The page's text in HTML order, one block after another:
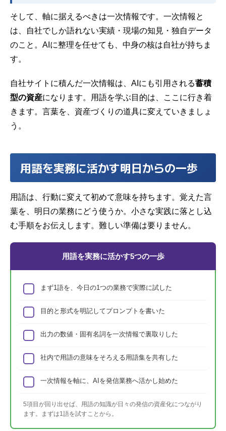
そして、軸に据えるべきは一次情報です。一次情報と
は、自社でしか語れない実績・現場の知見・独自データ
のこと。AIに整理を任せても、中身の核は自社が持ちま
す。
自社サイトに積んだ一次情報は、AIにも引用される蓄積
型の資産になります。用語を学ぶ目的は、ここに行き着
きます。言葉を、資産づくりの道具に変えていきましょ
う。
用語を実務に活かす明日からの一歩
用語は、行動に変えて初めて意味を持ちます。覚えた言
葉を、明日の業務にどう使うか。小さな実践に落とし込
む手順をお伝えします。難しい準備は要りません。
用語を実務に活かす5つの一歩
まず1語を、今日の1つの業務で実際に試した
目的と形式を明記してプロンプトを書いた
出力の数値・固有名詞を一次情報で裏取りした
社内で用語の意味をそろえる用語集を共有した
一次情報を軸に、AIを発信業務へ活かし始めた
5項目が回り出せば、用語の知識が日々の発信の資産化につながり
ます。まずは1語を試すことから。